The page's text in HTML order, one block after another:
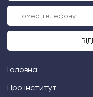
Головна
Про інститут